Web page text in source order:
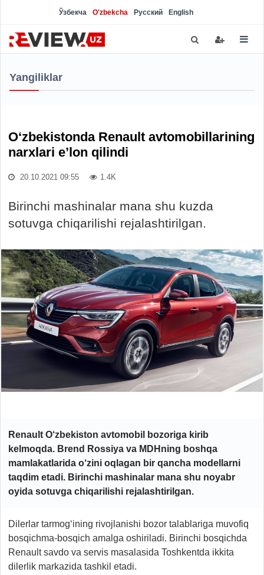
Ўзбекча O'zbekcha Русский English
Yangiliklar
O‘zbekistonda Renault avtomobillarining
narxlari e’lon qilindi
20.10.2021 09:55 1.4K
Birinchi mashinalar mana shu kuzda
sotuvga chiqarilishi rejalashtirilgan.
Renault O‘zbekiston avtomobil bozoriga kirib
kelmoqda. Brend Rossiya va MDHning boshqa
mamlakatlarida o‘zini oqlagan bir qancha modellarni
taqdim etadi. Birinchi mashinalar mana shu noyabr
oyida sotuvga chiqarilishi rejalashtirilgan.
Dilerlar tarmog‘ining rivojlanishi bozor talablariga muvofiq
bosqichma-bosqich amalga oshiriladi. Birinchi bosqichda
Renault savdo va servis masalasida Toshkentda ikkita
dilerlik markazida tashkil etadi.